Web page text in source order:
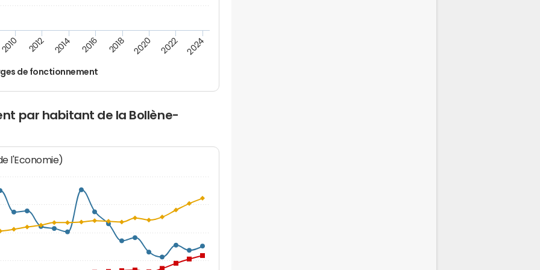
de fonctionnement
2010 2012 2014 2016 2018 2020 2022 2024
par habitant de la Bollène-
l'Economie)